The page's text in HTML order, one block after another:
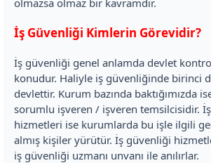
İş Güvenliği Kimlerin Görevidir?
İş güvenliği genel anlamda devlet
konudur. Haliyle iş güvenliğinde birinci
devlettir. Kurum bazında baktığımızda
sorumlu işveren / işveren temsilcisidir.
hizmetleri ise kurumlarda bu işle ilgili
almış kişiler yürütür. İş güvenliği
iş güvenliği uzmanı unvanı ile anılırlar.